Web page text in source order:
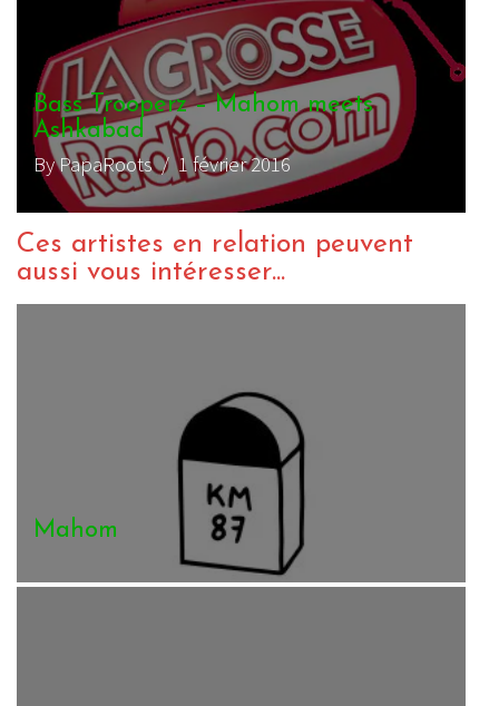
Bass Trooperz – Mahom meets
Ashkabad
By PapaRoots/ 1 février 2016
Ces artistes en relation peuvent
aussi vous intéresser...
Mahom